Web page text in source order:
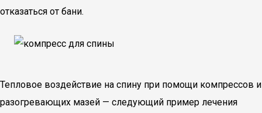
отказаться от бани.
Тепловое воздействие на спину при помощи компрессов и
разогревающих мазей — следующий пример лечения